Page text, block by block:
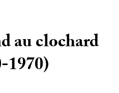
au clochard
1970)